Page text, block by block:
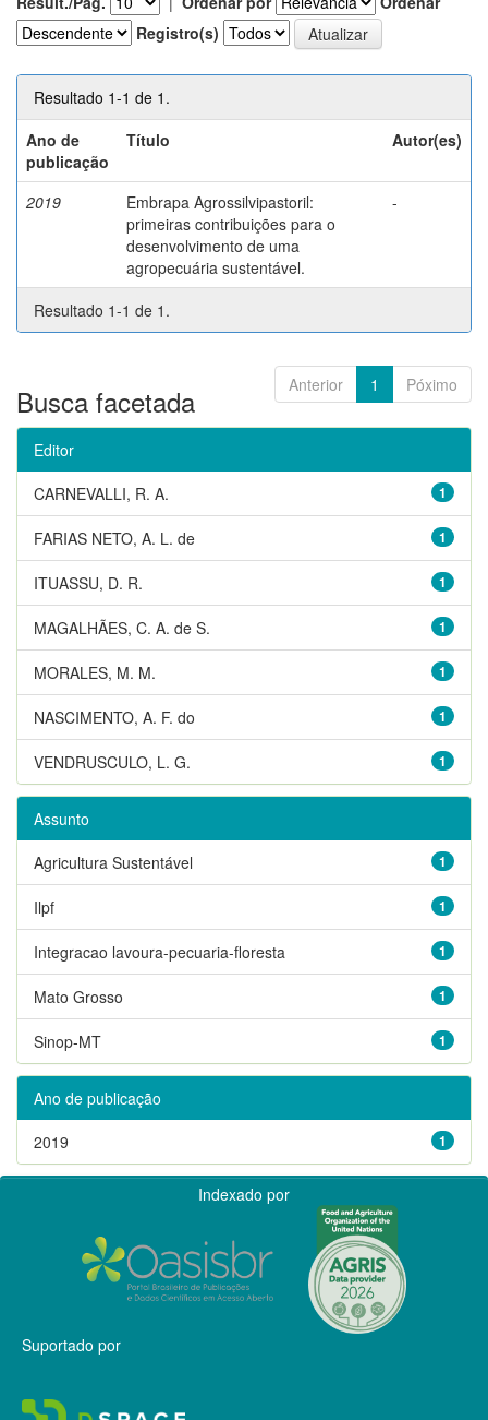
Registro(s)
Resultado 1-1 de 1.
Ano de
publicação
Título Autor(es)
2019
Embrapa Agrossilvipastoril:
primeiras contribuições para o
desenvolvimento de uma
agropecuária sustentável.
-
Resultado 1-1 de 1.
Anterior 1 Póximo
Busca facetada
Editor
1
CARNEVALLI, R. A.
1
FARIAS NETO, A. L. de
1
ITUASSU, D. R.
1
MAGALHÃES, C. A. de S.
1
MORALES, M. M.
1
NASCIMENTO, A. F. do
1
VENDRUSCULO, L. G.
Assunto
1
Agricultura Sustentável
1
Ilpf
1
Integracao lavoura-pecuaria-floresta
1
Mato Grosso
1
Sinop-MT
Ano de publicação
1
2019
Indexado por
Suportado por